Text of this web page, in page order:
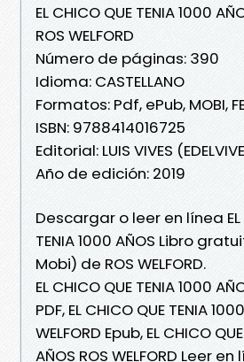
EL CHICO QUE TENIA 1000
ROS WELFORD
Número de páginas: 390
Idioma: CASTELLANO
Formatos: Pdf, ePub, MOBI,
ISBN: 9788414016725
Editorial: LUIS VIVES
Año de edición: 2019
Descargar o leer en línea EL
TENIA 1000 AÑOS Libro
Mobi) de ROS WELFORD.
EL CHICO QUE TENIA 1000
PDF, EL CHICO QUE TENIA
WELFORD Epub, EL CHICO
AÑOS ROS WELFORD Leer en